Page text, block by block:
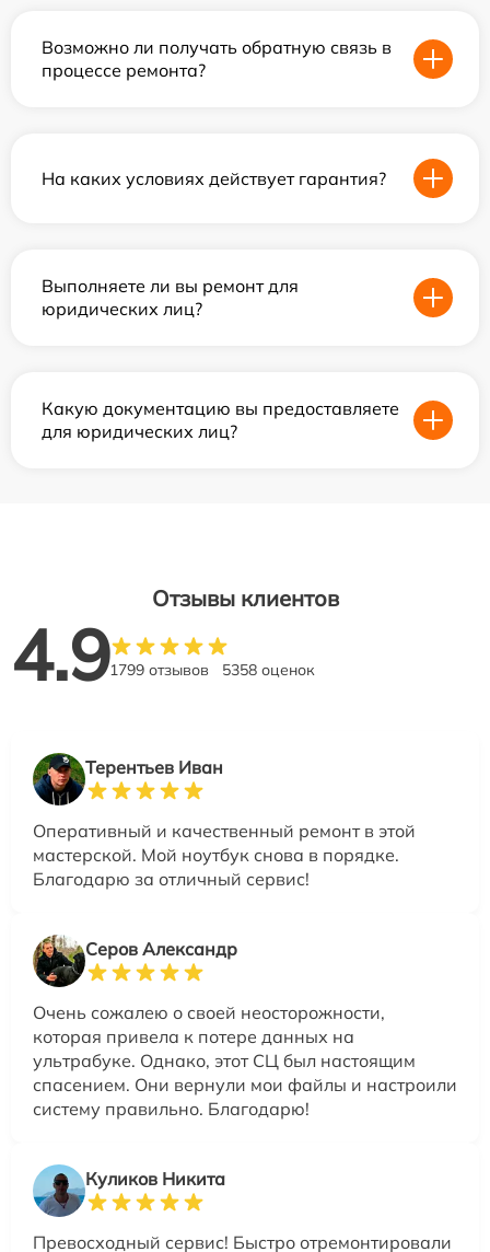
Возможно ли получать обратную связь в
процессе ремонта?
На каких условиях действует гарантия?
Выполняете ли вы ремонт для
юридических лиц?
Какую документацию вы предоставляете
для юридических лиц?
Отзывы клиентов
4.91799 отзывов 5358 оценок
Терентьев Иван
Оперативный и качественный ремонт в этой
мастерской. Мой ноутбук снова в порядке.
Благодарю за отличный сервис!
Серов Александр
Очень сожалею о своей неосторожности,
которая привела к потере данных на
ультрабуке. Однако, этот СЦ был настоящим
спасением. Они вернули мои файлы и настроили
систему правильно. Благодарю!
Куликов Никита
Превосходный сервис! Быстро отремонтировали